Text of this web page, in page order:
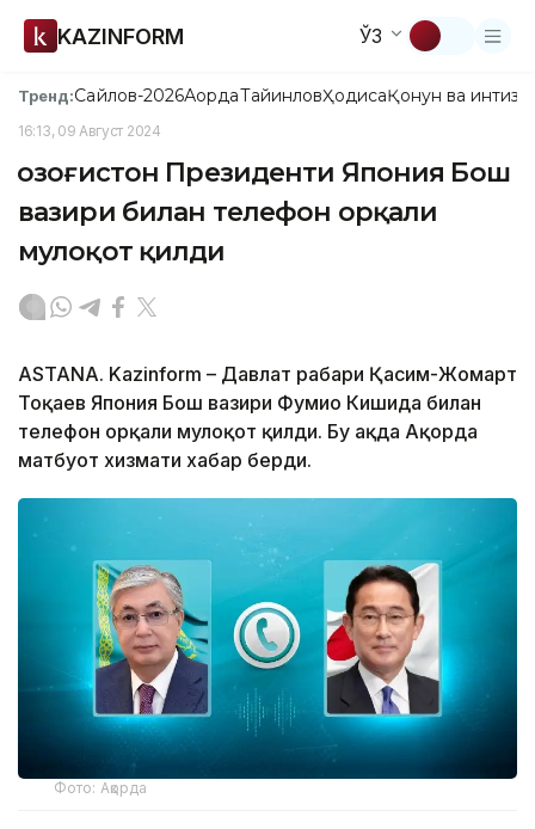
KAZINFORM ЎЗ
Тренд:Сайлов-2026АқордаТайинловҲодисаҚонун ва
16:13, 09 Август 2024
Қозоғистон Президенти Япония Бош
вазири билан телефон орқали
мулоқот қилди
ASTANA. Kazinform – Давлат раҳбари Қасим-Жомарт
Тоқаев Япония Бош вазири Фумио Кишида билан
телефон орқали мулоқот қилди. Бу ҳақда Ақорда
матбуот хизмати хабар берди.
Фото: Ақорда